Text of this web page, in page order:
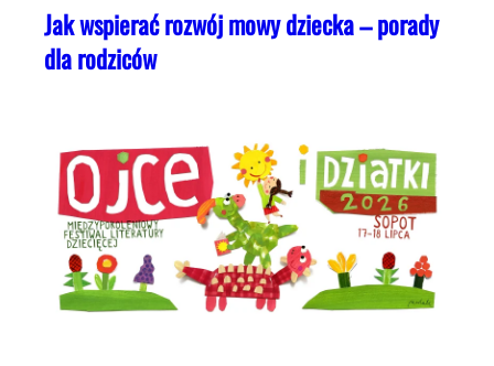
Jak wspierać rozwój mowy dziecka – porady
dla rodziców